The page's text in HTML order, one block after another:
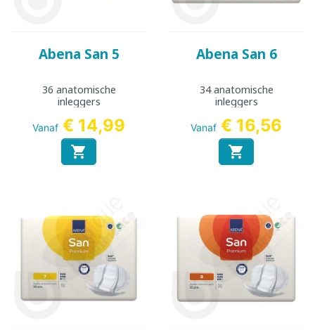
Abena San 5
36 anatomische
inleggers
Vanaf € 14,99

Abena San 6
34 anatomische
inleggers
Vanaf € 16,56
